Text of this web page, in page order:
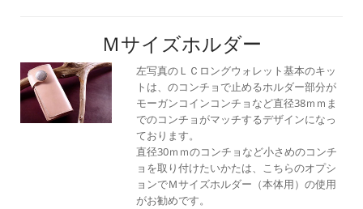
Ｍサイズホルダー
左写真のＬＣロングウォレット基本のキッ
トは、のコンチョで止めるホルダー部分が
モーガンコインコンチョなど直径38ｍｍま
でのコンチョがマッチするデザインになっ
ております。
直径30ｍｍのコンチョなど小さめのコンチ
ョを取り付けたいかたは、こちらのオプシ
ョンでＭサイズホルダー（本体用）の使用
がお勧めです。